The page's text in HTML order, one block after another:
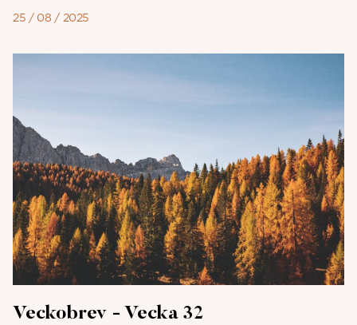
25 / 08 / 2025
Veckobrev - Vecka 32